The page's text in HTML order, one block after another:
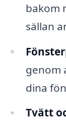
bakom
sällan
genom
dina
Tvätt